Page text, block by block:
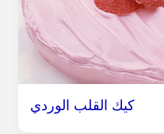
كيك القلب الوردي